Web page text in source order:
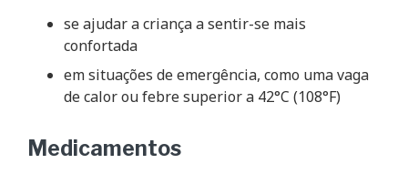
se ajudar a criança a sentir-se mais
confortada
em situações de emergência, como uma vaga
de calor ou febre superior a 42°C (108°F)
Medicamentos